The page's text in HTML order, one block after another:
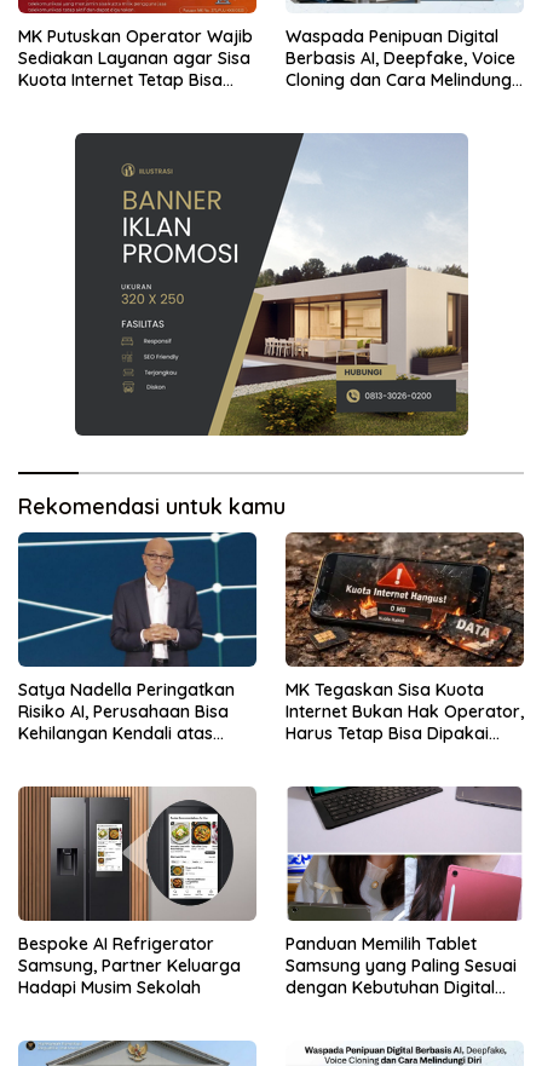
MK Putuskan Operator Wajib
Sediakan Layanan agar Sisa
Kuota Internet Tetap Bisa
Waspada Penipuan Digital
Berbasis AI, Deepfake, Voice
Cloning dan Cara Melindungi
Rekomendasi untuk kamu
Satya Nadella Peringatkan
Risiko AI, Perusahaan Bisa
Kehilangan Kendali atas
MK Tegaskan Sisa Kuota
Internet Bukan Hak Operator,
Harus Tetap Bisa Dipakai
Bespoke AI Refrigerator
Samsung, Partner Keluarga
Hadapi Musim Sekolah
Panduan Memilih Tablet
Samsung yang Paling Sesuai
dengan Kebutuhan Digital